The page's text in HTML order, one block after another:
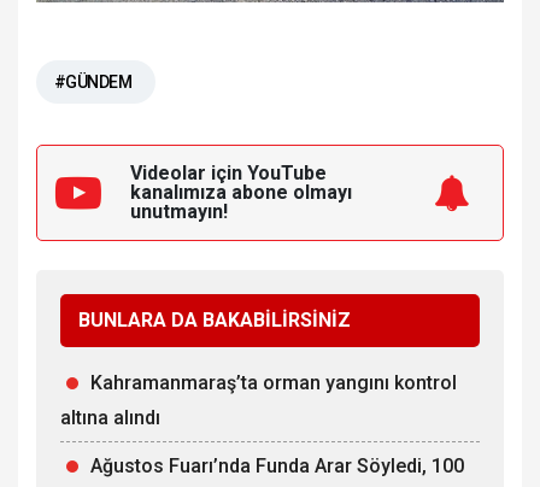
#GÜNDEM
Videolar için YouTube
kanalımıza abone olmayı
unutmayın!
BUNLARA DA BAKABİLİRSİNİZ
Kahramanmaraş’ta orman yangını kontrol
altına alındı
Ağustos Fuarı’nda Funda Arar Söyledi, 100